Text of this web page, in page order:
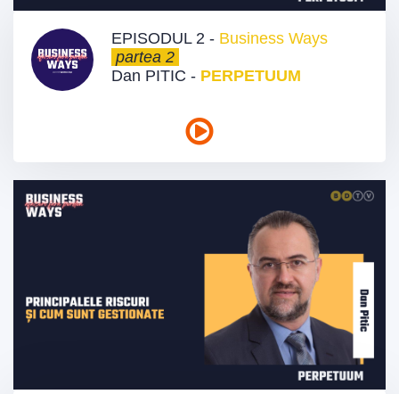
EPISODUL 2 - Business Ways
partea 2
Dan PITIC - PERPETUUM